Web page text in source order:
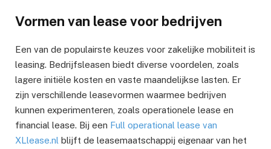
Vormen van lease voor bedrijven
Een van de populairste keuzes voor zakelijke mobiliteit is
leasing. Bedrijfsleasen biedt diverse voordelen, zoals
lagere initiële kosten en vaste maandelijkse lasten. Er
zijn verschillende leasevormen waarmee bedrijven
kunnen experimenteren, zoals operationele lease en
financial lease. Bij een Full operational lease van
XLlease.nl blijft de leasemaatschappij eigenaar van het